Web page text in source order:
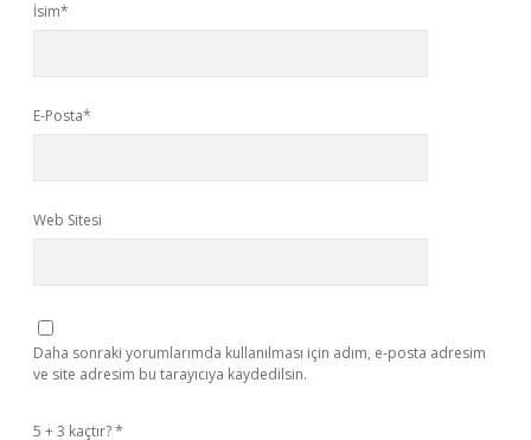
İsim*
E-Posta*
Web Sitesi
Daha sonraki yorumlarımda kullanılması için adım, e-posta adresim
ve site adresim bu tarayıcıya kaydedilsin.
5 + 3 kaçtır?*